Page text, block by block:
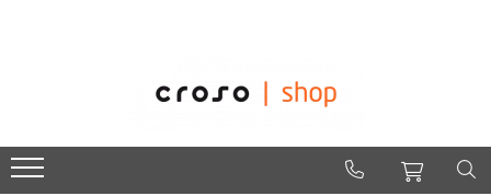
NinjaOszlopok
Üvegbefogató sínek
Edelstar
croso